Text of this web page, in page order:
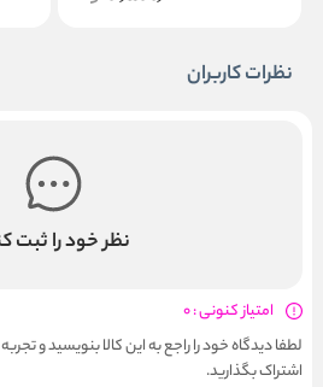
نظرات کاربران
نظر خود را ثبت
امتیاز کنونی : 0
لطفا دیدگاه خود را راجع به این کالا بنویسید و تجربه
اشتراک بگذارید.